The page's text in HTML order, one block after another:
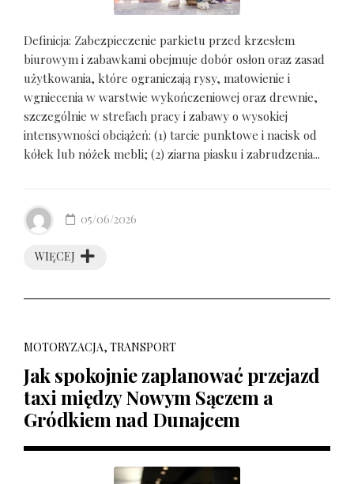
Definicja: Zabezpieczenie parkietu przed krzesłem
biurowym i zabawkami obejmuje dobór osłon oraz zasad
użytkowania, które ograniczają rysy, matowienie i
wgniecenia w warstwie wykończeniowej oraz drewnie,
szczególnie w strefach pracy i zabawy o wysokiej
intensywności obciążeń: (1) tarcie punktowe i nacisk od
kółek lub nóżek mebli; (2) ziarna piasku i zabrudzenia...
WIĘCEJ
05/06/2026
MOTORYZACJA, TRANSPORT
Jak spokojnie zaplanować przejazd
taxi między Nowym Sączem a
Gródkiem nad Dunajcem